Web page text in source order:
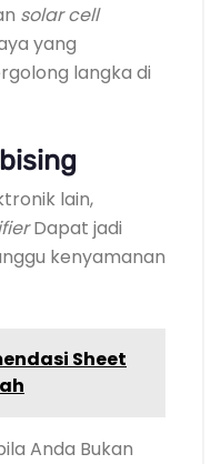
solar cell
yang
langka di
lain,
Dapat jadi
kenyamanan
Sheet
Anda Bukan